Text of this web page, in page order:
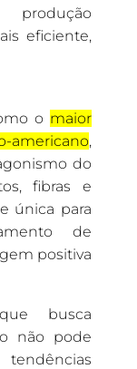
eficiente,
o maior
,
do
fibras e
única para
de
positiva
busca
não pode